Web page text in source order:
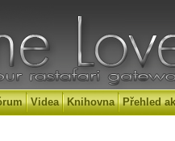
Videa Knihovna Přehled